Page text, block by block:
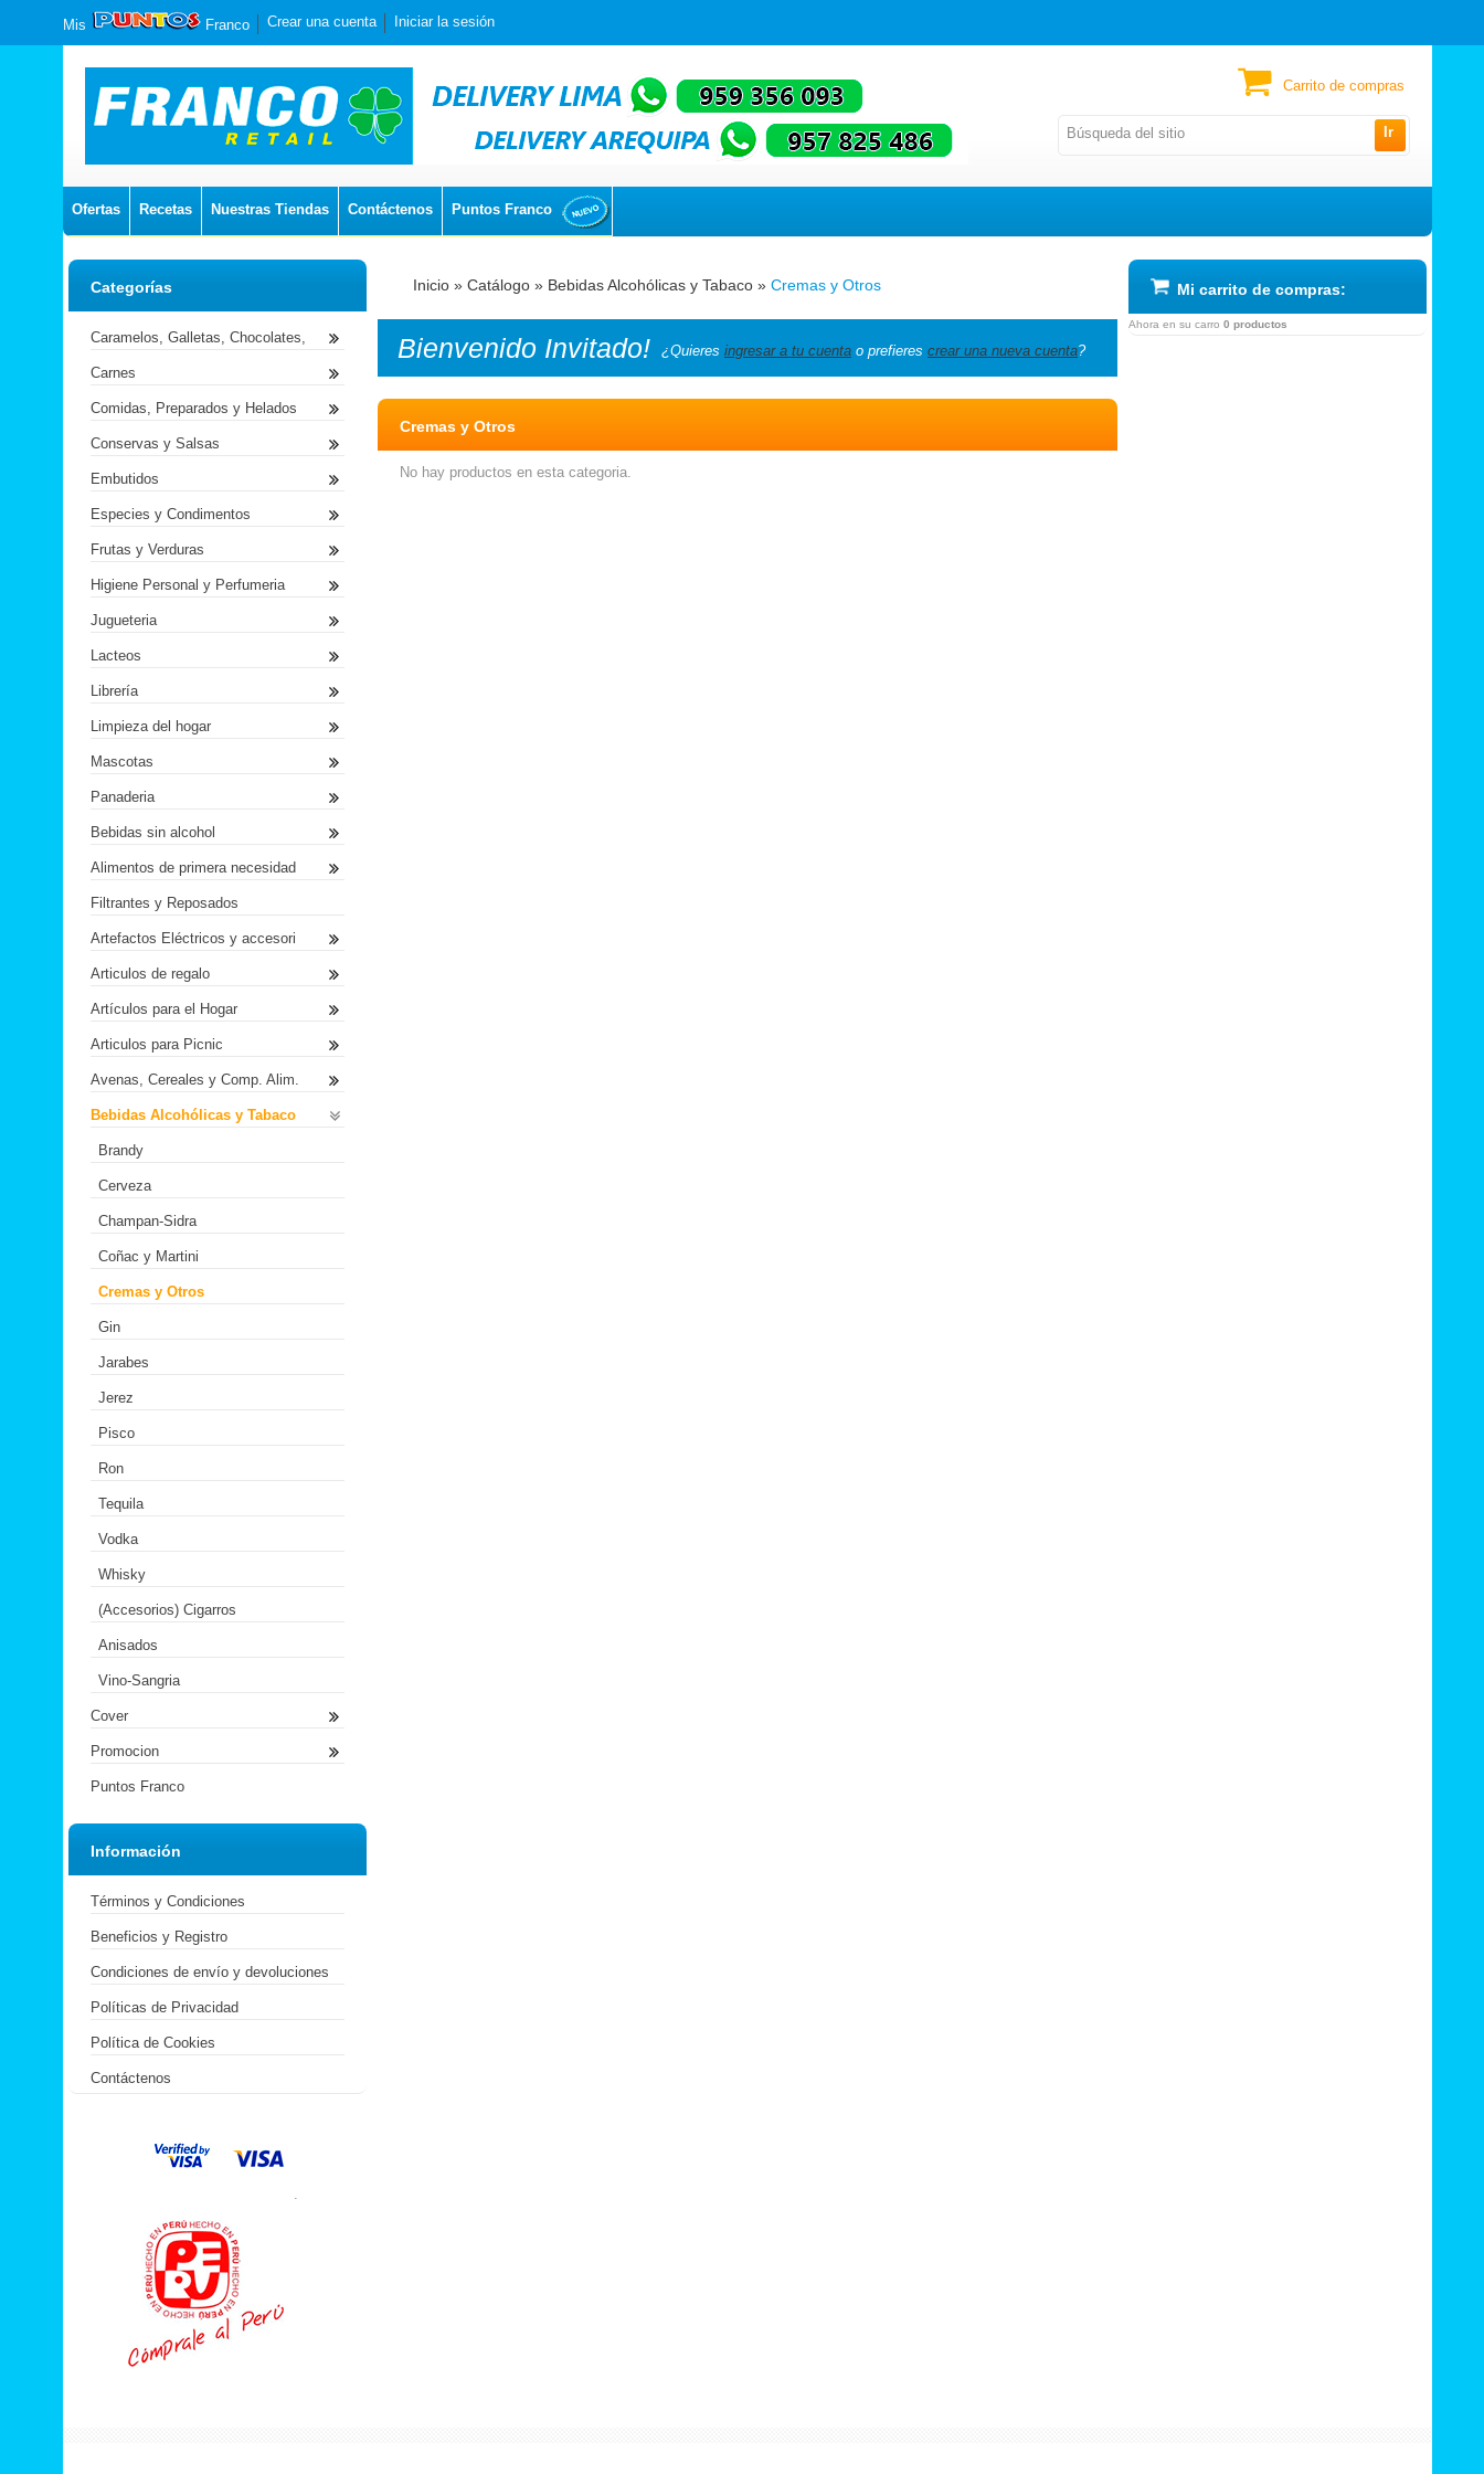
Ir
Mis Franco Crear una cuenta Iniciar la sesión
Ofertas Recetas Nuestras Tiendas Contáctenos Puntos Franco
Carrito de compras
Inicio » Catálogo » Bebidas Alcohólicas y Tabaco » Cremas y Otros
Bienvenido Invitado! ¿Quieres ingresar a tu cuenta o prefieres crear una nueva cuenta?
Cremas y Otros
No hay productos en esta categoria.
Categorías
Caramelos, Galletas, Chocolates,
Carnes
Comidas, Preparados y Helados
Conservas y Salsas
Embutidos
Especies y Condimentos
Frutas y Verduras
Higiene Personal y Perfumeria
Jugueteria
Lacteos
Librería
Limpieza del hogar
Mascotas
Panaderia
Bebidas sin alcohol
Alimentos de primera necesidad
Filtrantes y Reposados
Artefactos Eléctricos y accesori
Articulos de regalo
Artículos para el Hogar
Articulos para Picnic
Avenas, Cereales y Comp. Alim.
Bebidas Alcohólicas y Tabaco
Brandy
Cerveza
Champan-Sidra
Coñac y Martini
Cremas y Otros
Gin
Jarabes
Jerez
Pisco
Ron
Tequila
Vodka
Whisky
(Accesorios) Cigarros
Anisados
Vino-Sangria
Cover
Promocion
Puntos Franco
Información
Términos y Condiciones
Beneficios y Registro
Condiciones de envío y devoluciones
Políticas de Privacidad
Política de Cookies
Contáctenos
.
Mi carrito de compras:
Ahora en su carro 0 productos